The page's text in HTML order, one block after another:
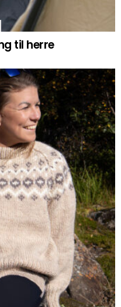
til herre